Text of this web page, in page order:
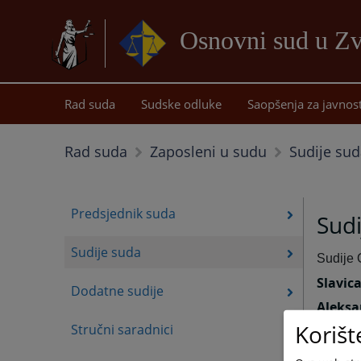
Osnovni sud u
Rad suda Sudske odluke Saopšenja za
Rad suda Zaposleni u sudu Sudije
Predsjednik suda
Sudije suda
Dodatne sudije
Stručni saradnici
Sudije